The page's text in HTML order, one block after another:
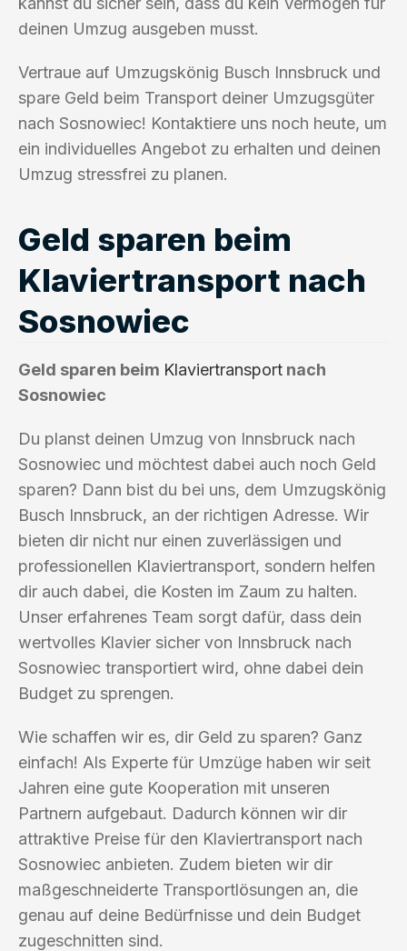
deinen Umzug ausgeben musst.
Vertraue auf Umzugskönig Busch Innsbruck und
spare Geld beim Transport deiner Umzugsgüter
nach Sosnowiec! Kontaktiere uns noch heute, um
ein individuelles Angebot zu erhalten und deinen
Umzug stressfrei zu planen.
Geld sparen beim
Klaviertransport nach
Sosnowiec
Geld sparen beim Klaviertransport nach
Sosnowiec
Du planst deinen Umzug von Innsbruck nach
Sosnowiec und möchtest dabei auch noch Geld
sparen? Dann bist du bei uns, dem Umzugskönig
Busch Innsbruck, an der richtigen Adresse. Wir
bieten dir nicht nur einen zuverlässigen und
professionellen Klaviertransport, sondern helfen
dir auch dabei, die Kosten im Zaum zu halten.
Unser erfahrenes Team sorgt dafür, dass dein
wertvolles Klavier sicher von Innsbruck nach
Sosnowiec transportiert wird, ohne dabei dein
Budget zu sprengen.
Wie schaffen wir es, dir Geld zu sparen? Ganz
einfach! Als Experte für Umzüge haben wir seit
Jahren eine gute Kooperation mit unseren
Partnern aufgebaut. Dadurch können wir dir
attraktive Preise für den Klaviertransport nach
Sosnowiec anbieten. Zudem bieten wir dir
maßgeschneiderte Transportlösungen an, die
genau auf deine Bedürfnisse und dein Budget
zugeschnitten sind.